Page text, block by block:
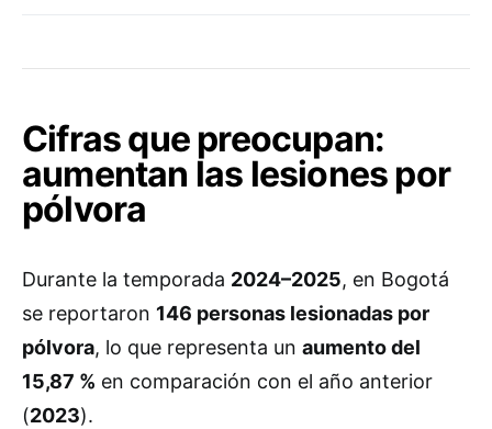
Cifras que preocupan:
aumentan las lesiones por
pólvora
Durante la temporada 2024–2025, en Bogotá
se reportaron 146 personas lesionadas por
pólvora, lo que representa un aumento del
15,87 % en comparación con el año anterior
(2023).